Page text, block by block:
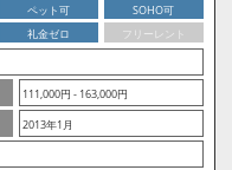
ペット可
SOHO可
礼金ゼロ
フリーレント
111,000円 - 163,000円
2013年1月